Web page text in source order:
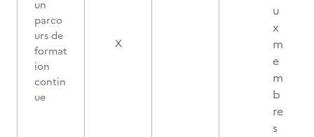
un
parco
urs de
format
ion
contin
ue
X
u
x
m
e
m
b
re
s